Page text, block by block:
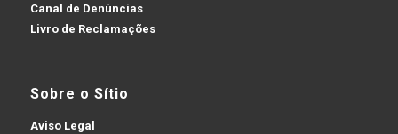
Canal de Denúncias
Livro de Reclamações
Sobre o Sítio
Aviso Legal